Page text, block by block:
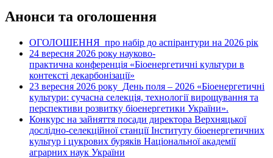
Анонси та оголошення
ОГОЛОШЕННЯ про набір до аспірантури на 2026 рік
24 вересня 2026 року науково-
практична конференція «Біоенергетичні культури в
контексті декарбонізації»
23 вересня 2026 року День поля – 2026 «Біоенергетичні
культури: сучасна селекція, технології вирощування та
перспективи розвитку біоенергетики України».
Конкурс на зайняття посади директора Верхняцької
дослідно-селекційної станції Інституту біоенергетичних
культур і цукрових буряків Національної академії
аграрних наук України